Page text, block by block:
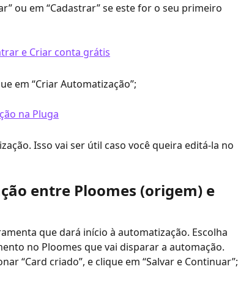
ou em “Cadastrar” se este for o seu primeiro
em “Criar Automatização”;
Isso vai ser útil caso você queira editá-la no
entre Ploomes (origem) e
que dará início à automatização. Escolha
no Ploomes que vai disparar a automação.
“Card criado”, e clique em “Salvar e Continuar”;